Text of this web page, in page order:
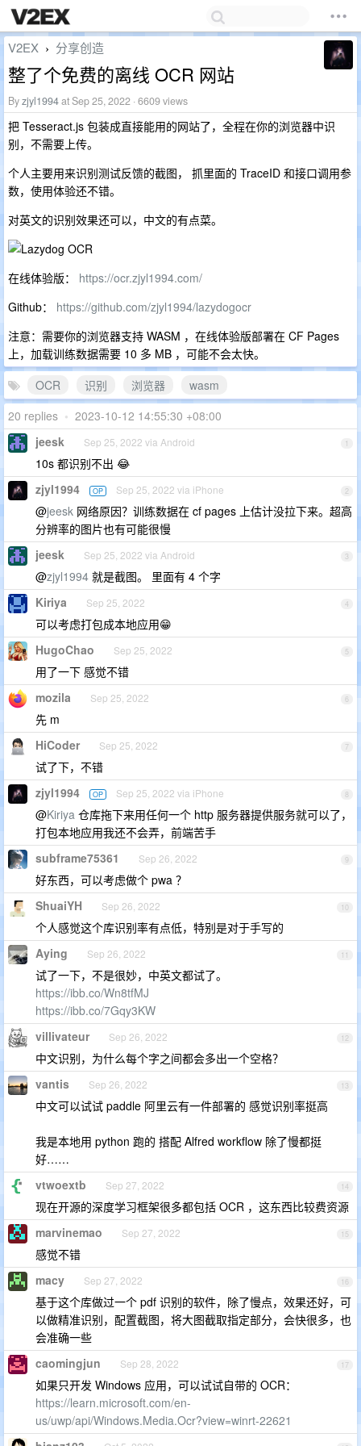
V2EX › 分享创造
整了个免费的离线 OCR 网站
Byzjyl1994at Sep 25, 2022 · 6609 views
把 Tesseract.js 包装成直接能用的网站了，全程在你的浏览器中识
别，不需要上传。
个人主要用来识别测试反馈的截图， 抓里面的 TraceID 和接口调用参
数，使用体验还不错。
对英文的识别效果还可以，中文的有点菜。
在线体验版： https://ocr.zjyl1994.com/
Github： https://github.com/zjyl1994/lazydogocr
注意：需要你的浏览器支持 WASM ，在线体验版部署在 CF Pages
上，加载训练数据需要 10 多 MB ，可能不会太快。
OCR
识别 浏览器
wasm
20 replies • 2023-10-12 14:55:30 +08:00
1
jeesk Sep 25, 2022 via Android
10s 都识别不出 😂
2
zjyl1994 OP Sep 25, 2022 via iPhone
@jeesk 网络原因？训练数据在 cf pages 上估计没拉下来。超高
分辨率的图片也有可能很慢
3
jeesk Sep 25, 2022 via Android
@zjyl1994 就是截图。 里面有 4 个字
4
Kiriya Sep 25, 2022
可以考虑打包成本地应用😁
5
HugoChao Sep 25, 2022
用了一下 感觉不错
6
mozila Sep 25, 2022
先 m
7
HiCoder Sep 25, 2022
试了下，不错
8
zjyl1994 OP Sep 25, 2022 via iPhone
@Kiriya 仓库拖下来用任何一个 http 服务器提供服务就可以了，
打包本地应用我还不会弄，前端苦手
9
subframe75361 Sep 26, 2022
好东西，可以考虑做个 pwa ？
10
ShuaiYH Sep 26, 2022
个人感觉这个库识别率有点低，特别是对于手写的
11
Aying Sep 26, 2022
试了一下，不是很妙，中英文都试了。
https://ibb.co/Wn8tfMJ
https://ibb.co/7Gqy3KW
12
villivateur Sep 26, 2022
中文识别，为什么每个字之间都会多出一个空格？
13
vantis Sep 26, 2022
中文可以试试 paddle 阿里云有一件部署的 感觉识别率挺高
我是本地用 python 跑的 搭配 Alfred workflow 除了慢都挺
好……
14
vtwoextb Sep 27, 2022
现在开源的深度学习框架很多都包括 OCR ，这东西比较费资源
15
marvinemao Sep 27, 2022
感觉不错
16
macy Sep 27, 2022
基于这个库做过一个 pdf 识别的软件，除了慢点，效果还好，可
以做精准识别，配置截图，将大图截取指定部分，会快很多，也
会准确一些
17
caomingjun Sep 28, 2022
如果只开发 Windows 应用，可以试试自带的 OCR：
https://learn.microsoft.com/en-
us/uwp/api/Windows.Media.Ocr?view=winrt-22621